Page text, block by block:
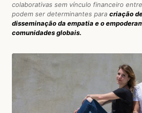
colaborativas sem vínculo financeiro
podem ser determinantes para criação
disseminação da empatia e o
comunidades globais.